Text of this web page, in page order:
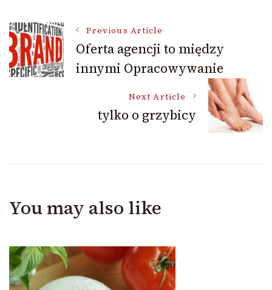
Post
Navigation
Previous Article
Oferta agencji to między
innymi Opracowywanie
Next Article
tylko o grzybicy
You may also like